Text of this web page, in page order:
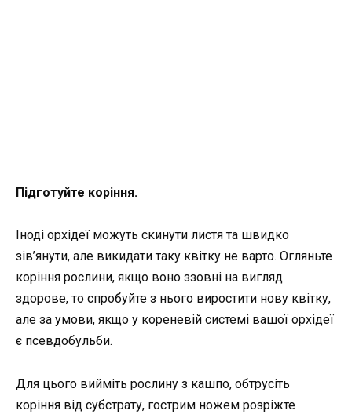
Підготуйте коріння.
Іноді орхідеї можуть скинути листя та швидко
зів’янути, але викидати таку квітку не варто. Огляньте
коріння рослини, якщо воно ззовні на вигляд
здорове, то спробуйте з нього виростити нову квітку,
але за умови, якщо у кореневій системі вашої орхідеї
є псевдобульби.
Для цього вийміть рослину з кашпо, обтрусіть
коріння від субстрату, гострим ножем розріжте